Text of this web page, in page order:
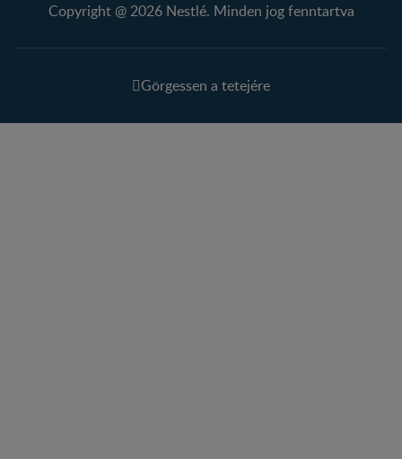
Copyright @ 2026 Nestlé. Minden jog fenntartva
Görgessen a tetejére